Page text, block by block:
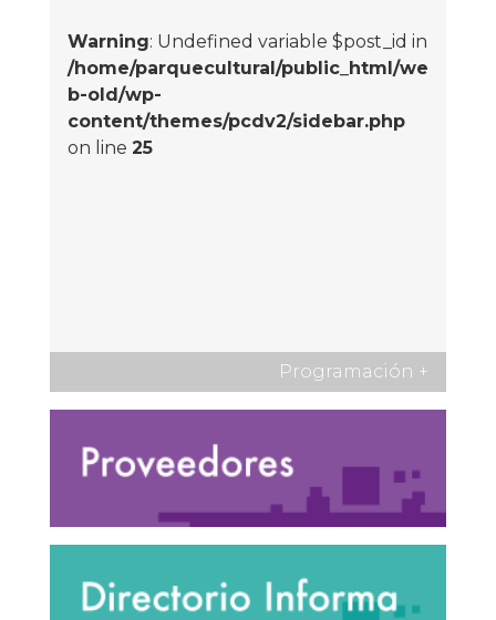
Warning: Undefined variable $post_id in
/home/parquecultural/public_html/we
b-old/wp-
content/themes/pcdv2/sidebar.php
on line 25
Programación +